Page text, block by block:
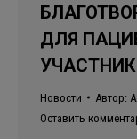
ДЛЯ
Новости Автор:
Оставить